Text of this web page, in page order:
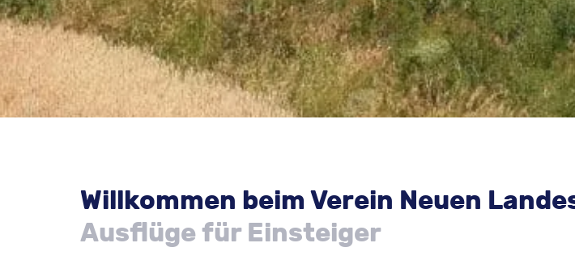
Willkommen beim Verein Neuen
Ausflüge für Einsteiger